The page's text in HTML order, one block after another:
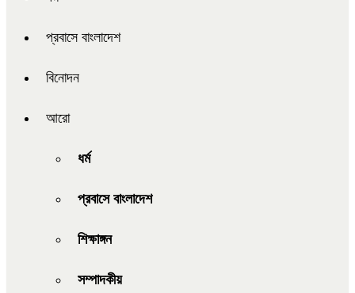
প্রবাসে বাংলাদেশ
বিনোদন
আরো
ধর্ম
প্রবাসে বাংলাদেশ
শিক্ষাঙ্গন
সম্পাদকীয়